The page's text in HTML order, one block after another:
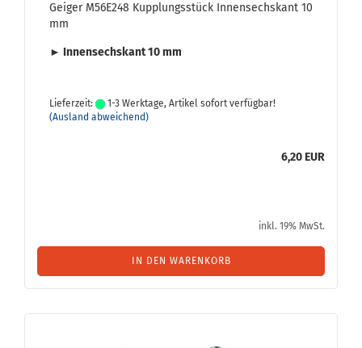
Gei­ger M56E248 Kupp­lungs­stück In­nen­sechs­kant 10
mm
► In­nen­sechs­kant 10 mm
Lieferzeit:
1-3 Werktage, Artikel sofort verfügbar!
(Ausland abweichend)
6,20 EUR
inkl. 19% MwSt.
IN DEN WARENKORB